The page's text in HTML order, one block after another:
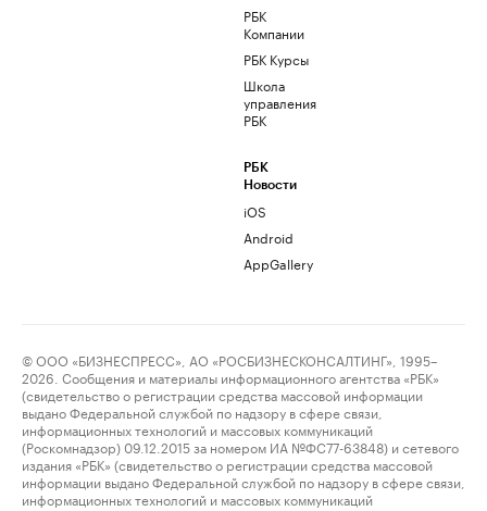
РБК
Компании
РБК Курсы
Школа
управления
РБК
РБК
Новости
iOS
Android
AppGallery
© ООО «БИЗНЕСПРЕСС», АО «РОСБИЗНЕСКОНСАЛТИНГ», 1995–
2026. Сообщения и материалы информационного агентства «РБК»
(свидетельство о регистрации средства массовой информации
выдано Федеральной службой по надзору в сфере связи,
информационных технологий и массовых коммуникаций
(Роскомнадзор) 09.12.2015 за номером ИА №ФС77-63848) и сетевого
издания «РБК» (свидетельство о регистрации средства массовой
информации выдано Федеральной службой по надзору в сфере связи,
информационных технологий и массовых коммуникаций